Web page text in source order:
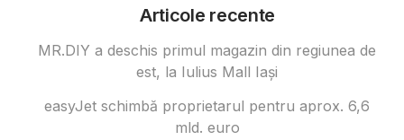
Articole recente
MR.DIY a deschis primul magazin din regiunea de
est, la Iulius Mall Iași
easyJet schimbă proprietarul pentru aprox. 6,6
mld. euro